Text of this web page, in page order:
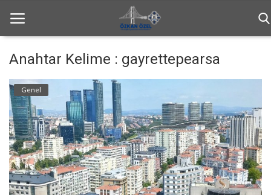
Anasayfa
Haftalık Bülten
Genel
Bilgilendirme
İletişim
Anahtar Kelime : gayrettepearsa
Genel